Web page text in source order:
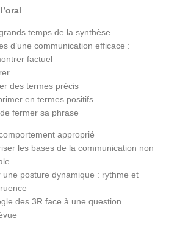
temps de la synthèse
d’une communication efficace :
factuel
des termes précis
en termes positifs
de fermer sa phrase
approprié
les bases de la communication non
une posture dynamique : rythme et
des 3R face à une question